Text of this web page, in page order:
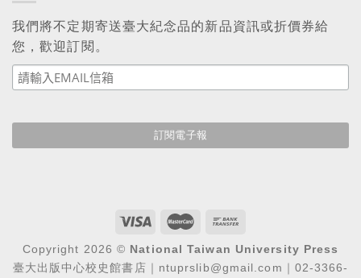
我們將不定期寄送臺大紀念品的新品資訊或折價券給
您，歡迎訂閱。
Copyright 2026 © National Taiwan University Press
臺大出版中心校史館書店｜ntuprslib@gmail.com｜02-3366-